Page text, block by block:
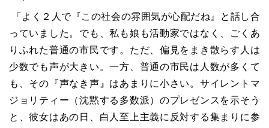
「よく２人で『この社会の雰囲気が心配だね』と話し合
っていました。でも、私も娘も活動家ではなく、ごくあ
りふれた普通の市民です。ただ、偏見をまき散らす人は
少数でも声が大きい。一方、普通の市民は人数が多くて
も、その『声なき声』はあまりに小さい。サイレントマ
ジョリティー（沈黙する多数派）のプレゼンスを示そう
と、彼女はあの日、白人至上主義に反対する集まりに参